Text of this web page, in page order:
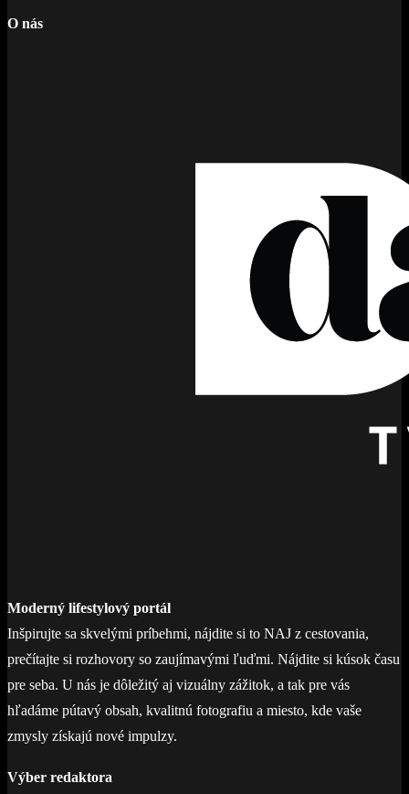
O nás
Moderný lifestylový portál
Inšpirujte sa skvelými príbehmi, nájdite si to NAJ z cestovania,
prečítajte si rozhovory so zaujímavými ľuďmi. Nájdite si kúsok času
pre seba. U nás je dôležitý aj vizuálny zážitok, a tak pre vás
hľadáme pútavý obsah, kvalitnú fotografiu a miesto, kde vaše
zmysly získajú nové impulzy.
Výber redaktora